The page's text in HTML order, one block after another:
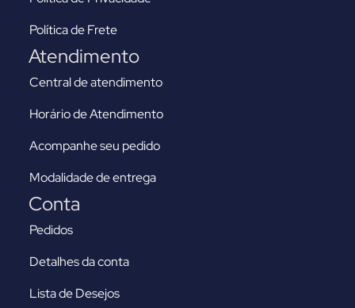
Política de Frete
Atendimento
Central de atendimento
Horário de Atendimento
Acompanhe seu pedido
Modalidade de entrega
Conta
Pedidos
Detalhes da conta
Lista de Desejos